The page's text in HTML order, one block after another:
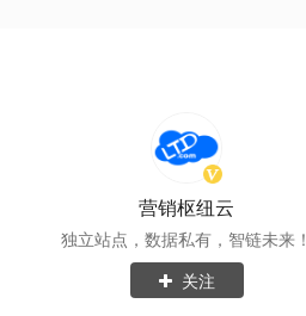
营销枢纽云
独立站点，数据私有，智链未来！
关注